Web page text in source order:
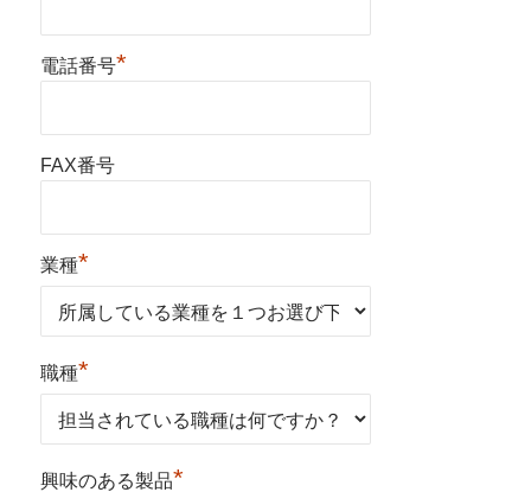
電話番号*
FAX番号
業種*
職種*
興味のある製品*